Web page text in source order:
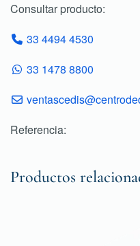
Consultar producto:
33 4494 4530
33 1478 8800
Referencia:
Productos